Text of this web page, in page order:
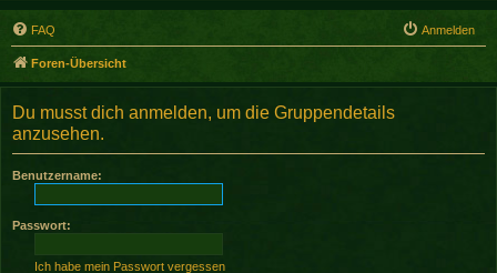
FAQ Anmelden
Foren-Übersicht
Du musst dich anmelden, um die Gruppendetails
anzusehen.
Benutzername:
Passwort:
Ich habe mein Passwort vergessen